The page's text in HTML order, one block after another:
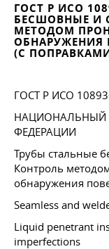
ГОСТ Р ИСО
БЕСШОВНЫЕ И
МЕТОДОМ
ОБНАРУЖЕНИЯ
(С
ГОСТ Р ИСО
НАЦИОНАЛЬНЫЙ
ФЕДЕРАЦИИ
Трубы стальные
Контроль
обнаружения
Seamless and
Liquid penetrant
imperfections